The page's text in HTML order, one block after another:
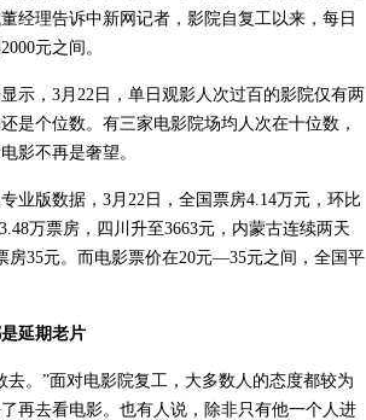
经理告诉中新网记者，影院自复工以来，每日
元之间。
示，3月22日，单日观影人次过百的影院仅有两
是个位数。有三家电影院场均人次在十位数，
影不再是奢望。
业版数据，3月22日，全国票房4.14万元，环比
万票房，四川升至3663元，内蒙古连续两天
房35元。而电影票价在20元—35元之间，全国平
延期老片
。”面对电影院复工，大多数人的态度都较为
再去看电影。也有人说，除非只有他一个人进